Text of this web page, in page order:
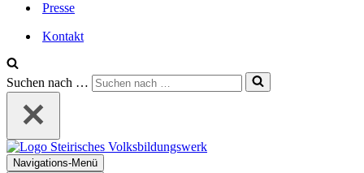
Presse
Kontakt
Suchen nach …
Navigations-Menü